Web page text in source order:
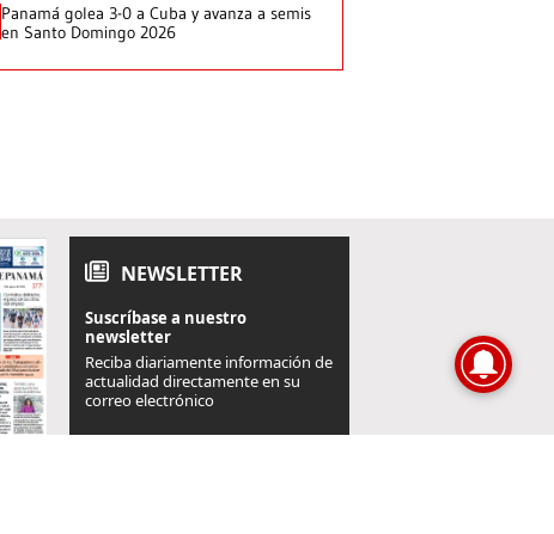
Panamá golea 3-0 a Cuba y avanza a semis
en Santo Domingo 2026
NEWSLETTER
Suscríbase a nuestro
newsletter
Reciba diariamente información de
actualidad directamente en su
correo electrónico